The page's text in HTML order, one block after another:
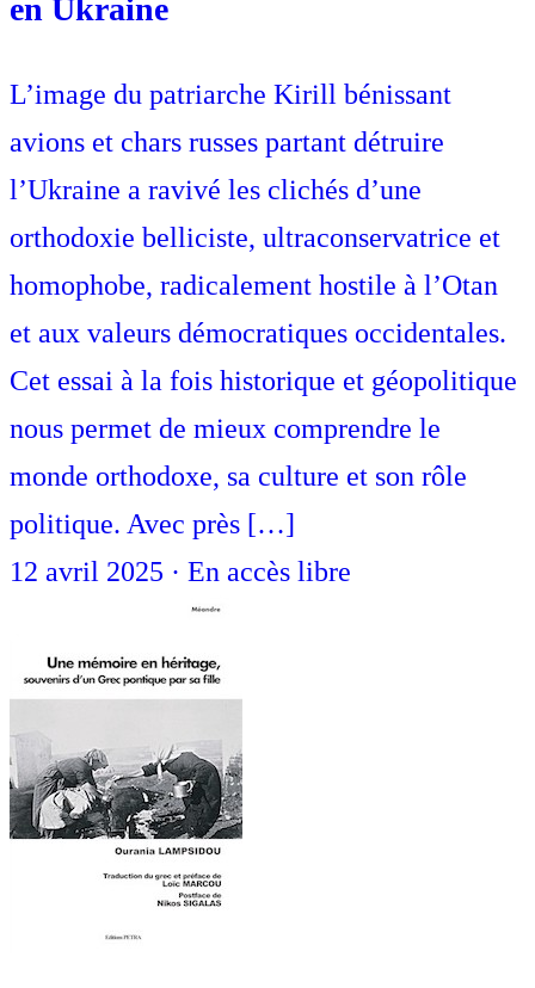
en Ukraine
L’image du patriarche Kirill bénissant
avions et chars russes partant détruire
l’Ukraine a ravivé les clichés d’une
orthodoxie belliciste, ultraconservatrice et
homophobe, radicalement hostile à l’Otan
et aux valeurs démocratiques occidentales.
Cet essai à la fois historique et géopolitique
nous permet de mieux comprendre le
monde orthodoxe, sa culture et son rôle
politique. Avec près […]
12 avril 2025 · En accès libre